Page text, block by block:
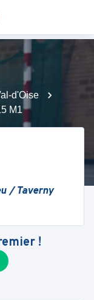
d'Oise
M1
/ Taverny
!